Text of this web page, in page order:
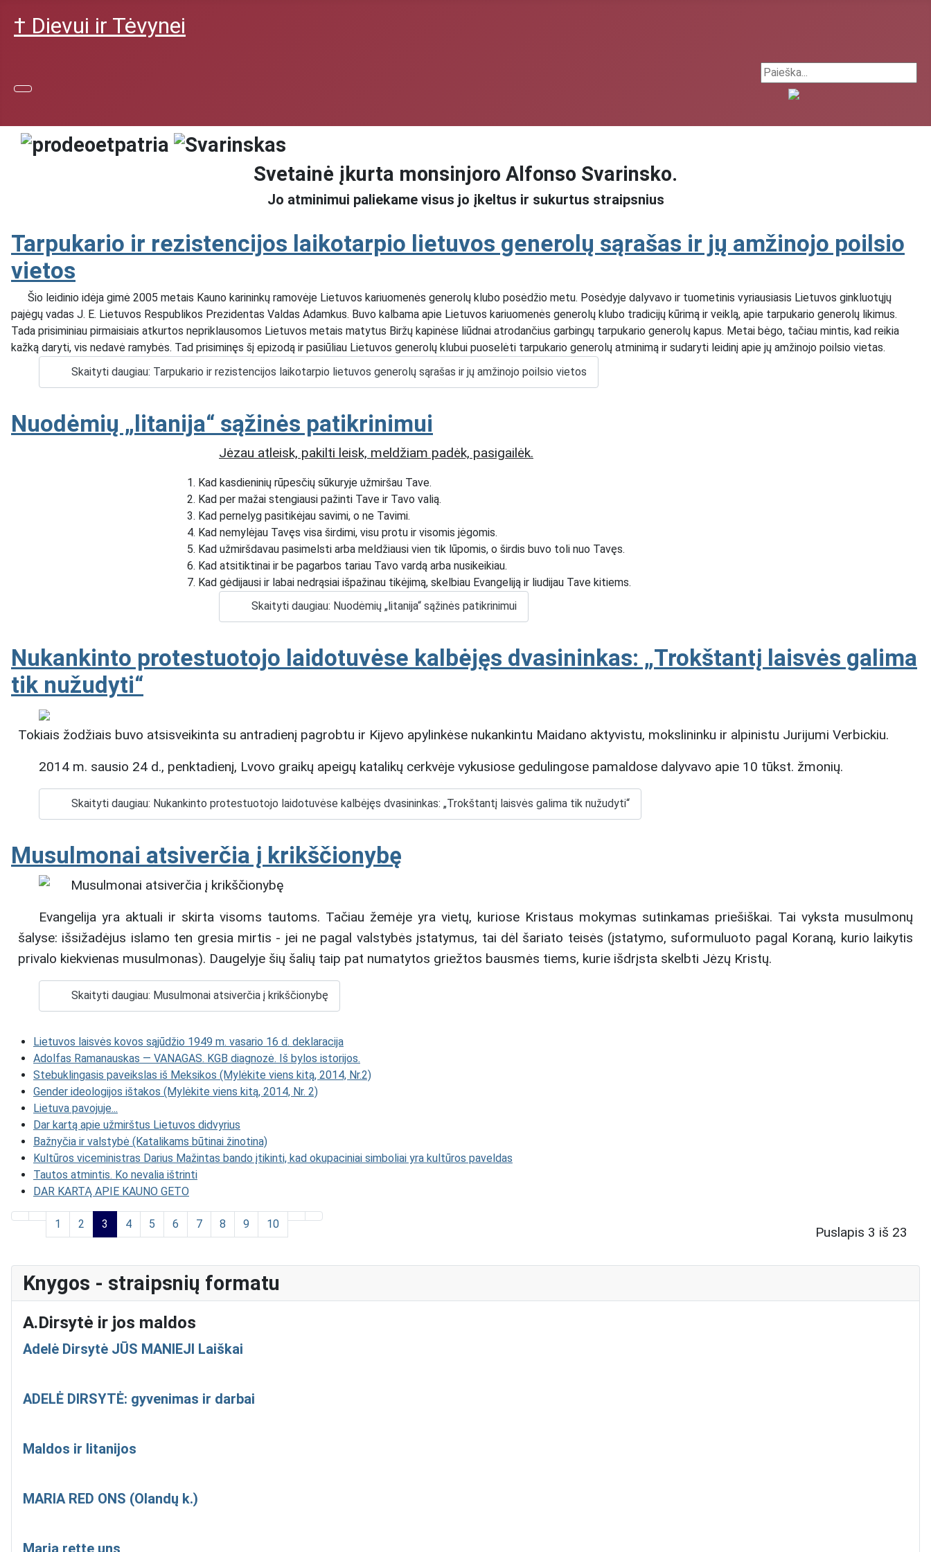
† Dievui ir Tėvynei
Search ...
Svetainė įkurta monsinjoro Alfonso Svarinsko.
Jo atminimui paliekame visus jo įkeltus ir sukurtus straipsnius
Tarpukario ir rezistencijos laikotarpio lietuvos generolų sąrašas ir jų amžinojo poilsio
vietos
Šio leidinio idėja gimė 2005 metais Kauno karininkų ramovėje Lietuvos kariuomenės generolų klubo posėdžio metu. Posėdyje dalyvavo ir tuometinis vyriausiasis Lietuvos ginkluotųjų
pajėgų vadas J. E. Lietuvos Respublikos Prezidentas Valdas Adamkus. Buvo kalbama apie Lietuvos kariuomenės generolų klubo tradicijų kūrimą ir veiklą, apie tarpukario generolų likimus.
Tada prisiminiau pirmaisiais atkurtos nepriklausomos Lietuvos metais matytus Biržų kapinėse liūdnai atrodančius garbingų tarpukario generolų kapus. Metai bėgo, tačiau mintis, kad reikia
kažką daryti, vis nedavė ramybės. Tad prisiminęs šį epizodą ir pasiūliau Lietuvos generolų klubui puoselėti tarpukario generolų atminimą ir sudaryti leidinį apie jų amžinojo poilsio vietas.
Skaityti daugiau: Tarpukario ir rezistencijos laikotarpio lietuvos generolų sąrašas ir jų amžinojo poilsio vietos
Nuodėmių „litanija“ sąžinės patikrinimui
Jėzau atleisk, pakilti leisk, meldžiam padėk, pasigailėk.
Kad kasdieninių rūpesčių sūkuryje užmiršau Tave.
Kad per mažai stengiausi pažinti Tave ir Tavo valią.
Kad pernelyg pasitikėjau savimi, o ne Tavimi.
Kad nemylėjau Tavęs visa širdimi, visu protu ir visomis jėgomis.
Kad užmiršdavau pasimelsti arba meldžiausi vien tik lūpomis, o širdis buvo toli nuo Tavęs.
Kad atsitiktinai ir be pagarbos tariau Tavo vardą arba nusikeikiau.
Kad gėdijausi ir labai nedrąsiai išpažinau tikėjimą, skelbiau Evangeliją ir liudijau Tave kitiems.
Skaityti daugiau: Nuodėmių „litanija“ sąžinės patikrinimui
Nukankinto protestuotojo laidotuvėse kalbėjęs dvasininkas: „Trokštantį laisvės galima
tik nužudyti“
Tokiais žodžiais buvo atsisveikinta su antradienį pagrobtu ir Kijevo apylinkėse nukankintu Maidano aktyvistu, mokslininku ir alpinistu Jurijumi Verbickiu.
2014 m. sausio 24 d., penktadienį, Lvovo graikų apeigų katalikų cerkvėje vykusiose gedulingose pamaldose dalyvavo apie 10 tūkst. žmonių.
Skaityti daugiau: Nukankinto protestuotojo laidotuvėse kalbėjęs dvasininkas: „Trokštantį laisvės galima tik nužudyti“
Musulmonai atsiverčia į krikščionybę
Evangelija yra aktuali ir skirta visoms tautoms. Tačiau žemėje yra vietų, kuriose Kristaus mokymas sutinkamas priešiškai. Tai vyksta musulmonų
šalyse: išsižadėjus islamo ten gresia mirtis - jei ne pagal valstybės įstatymus, tai dėl šariato teisės (įstatymo, suformuluoto pagal Koraną, kurio laikytis
privalo kiekvienas musulmonas). Daugelyje šių šalių taip pat numatytos griežtos bausmės tiems, kurie išdrįsta skelbti Jėzų Kristų.
Skaityti daugiau: Musulmonai atsiverčia į krikščionybę
Lietuvos laisvės kovos sąjūdžio 1949 m. vasario 16 d. deklaracija
Adolfas Ramanauskas — VANAGAS. KGB diagnozė. Iš bylos istorijos.
Stebuklingasis paveikslas iš Meksikos (Mylėkite viens kitą, 2014, Nr.2)
Gender ideologijos ištakos (Mylėkite viens kitą, 2014, Nr. 2)
Lietuva pavojuje...
Dar kartą apie užmirštus Lietuvos didvyrius
Bažnyčia ir valstybė (Katalikams būtinai žinotina)
Kultūros viceministras Darius Mažintas bando įtikinti, kad okupaciniai simboliai yra kultūros paveldas
Tautos atmintis. Ko nevalia ištrinti
DAR KARTĄ APIE KAUNO GETO
Puslapis 3 iš 23
1 2 3 4 5 6 7 8 9 10
Knygos - straipsnių formatu
A.Dirsytė ir jos maldos
Adelė Dirsytė JŪS MANIEJI Laiškai
ADELĖ DIRSYTĖ: gyvenimas ir darbai
Maldos ir litanijos
MARIA RED ONS (Olandų k.)
Maria rette uns